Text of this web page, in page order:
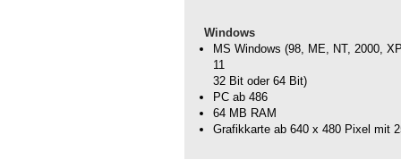
Windows
MS Windows (98, ME, NT, 2000,
11
32 Bit oder 64 Bit)
PC ab 486
64 MB RAM
Grafikkarte ab 640 x 480 Pixel mit